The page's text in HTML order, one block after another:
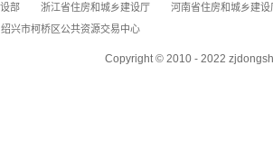
部 浙江省住房和城乡建设厅
河南省住房和城乡建设
绍兴市柯桥区公共资源交易中心
Copyright © 2010 - 2022